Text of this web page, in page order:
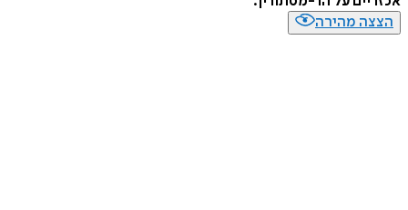
הצצה מהירה